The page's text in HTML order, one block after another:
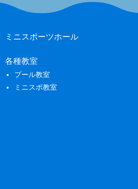
ミニスポーツホール
各種教室
プール教室
ミニスポ教室